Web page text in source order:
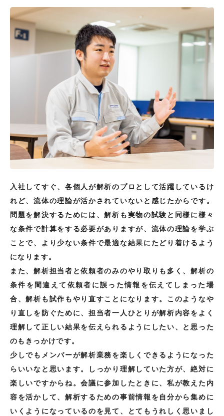
入社してすぐ、各個人が解析のプロとして活躍しているけ
れど、流体の理論が活かされていないと感じたからです。
問題を解決するためには、解析も実物の試験と同様に様々
な条件で計算をする必要がありますが、流体の理論を学ぶ
ことで、より少ない条件で最適な結果にたどり着けるよう
になります。
また、解析担当者と依頼者のみのやり取りも多く、解析の
条件を間違えて依頼者に誤った情報を伝えてしまった場
合、解析も試作もやり直すことになります。このようなや
り直しを防ぐために、担当者一人ひとりが解析内容をよく
理解して正しい結果を伝えられるようにしたい、と思った
のもきっかけです。
少しでもメンバーが解析業務を楽しくできるようになった
らいいなと思います。しっかり理解していた方が、絶対に
楽しいですからね。会議に参加したときに、私が教えた内
容を活かして、解析するための事前情報を自分から集めに
いくようになっているのを見て、とてもうれしく思いまし